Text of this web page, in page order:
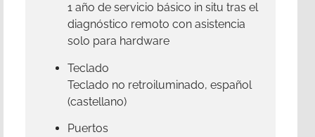
1 año de servicio básico in situ tras el
diagnóstico remoto con asistencia
solo para hardware
Teclado
Teclado no retroiluminado, español
(castellano)
Puertos